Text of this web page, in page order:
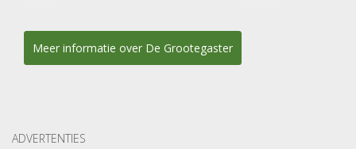
Meer informatie over De Grootegaster
ADVERTENTIES